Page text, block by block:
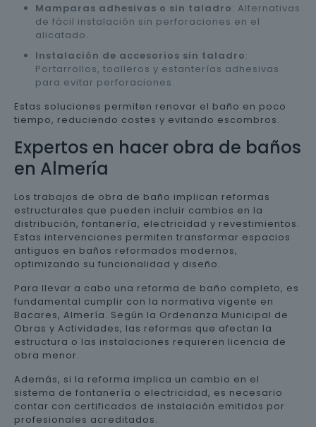
Mamparas adhesivas o sin taladro: Alternativas
de fácil instalación sin perforaciones en el
alicatado.
Instalación de accesorios sin taladro:
Portarrollos, toalleros y estanterías adhesivas
para evitar perforaciones.
Estas soluciones permiten renovar el baño en poco
tiempo, reduciendo costes y evitando escombros.
Expertos en hacer obra de baños
en Almería
Los trabajos de obra de baño implican reformas
estructurales que pueden incluir cambios en la
distribución, fontanería, electricidad y revestimientos.
Estas intervenciones permiten transformar espacios
antiguos en baños reformados modernos,
optimizando su funcionalidad y diseño.
Para llevar a cabo una reforma de baño completo, es
fundamental cumplir con la normativa vigente en
Bacares, Almería. Según la Ordenanza Municipal de
Obras y Actividades, las reformas que afectan la
estructura o las instalaciones requieren licencia de
obra menor.
Además, si la reforma implica un cambio en el
sistema de fontanería o electricidad, es necesario
contar con certificados de instalación emitidos por
profesionales acreditados.